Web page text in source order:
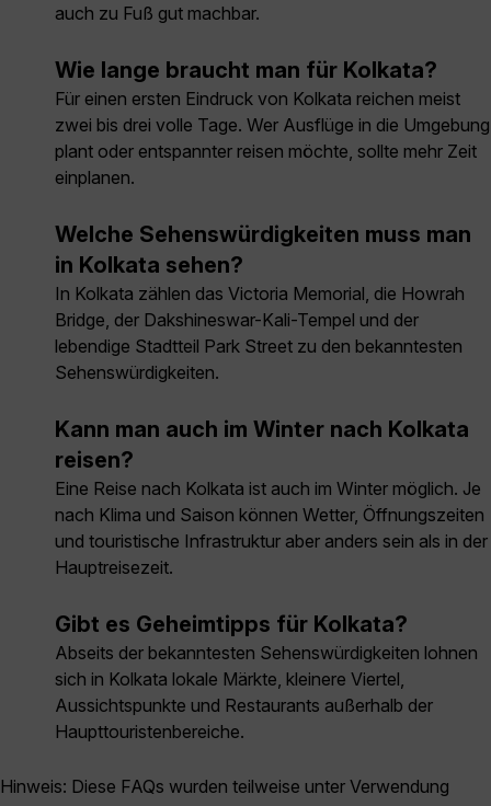
auch zu Fuß gut machbar.
Wie lange braucht man für Kolkata?
Für einen ersten Eindruck von Kolkata reichen meist
zwei bis drei volle Tage. Wer Ausflüge in die Umgebung
plant oder entspannter reisen möchte, sollte mehr Zeit
einplanen.
Welche Sehenswürdigkeiten muss man
in Kolkata sehen?
In Kolkata zählen das Victoria Memorial, die Howrah
Bridge, der Dakshineswar-Kali-Tempel und der
lebendige Stadtteil Park Street zu den bekanntesten
Sehenswürdigkeiten.
Kann man auch im Winter nach Kolkata
reisen?
Eine Reise nach Kolkata ist auch im Winter möglich. Je
nach Klima und Saison können Wetter, Öffnungszeiten
und touristische Infrastruktur aber anders sein als in der
Hauptreisezeit.
Gibt es Geheimtipps für Kolkata?
Abseits der bekanntesten Sehenswürdigkeiten lohnen
sich in Kolkata lokale Märkte, kleinere Viertel,
Aussichtspunkte und Restaurants außerhalb der
Haupttouristenbereiche.
Hinweis: Diese FAQs wurden teilweise unter Verwendung